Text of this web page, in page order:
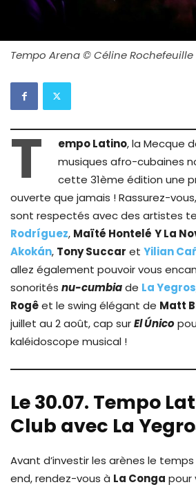
Tempo Arena © Céline Rochefeuille
T empo Latino, la Mecque
musiques afro-cubaines
cette 31ème édition une
ouverte que jamais ! Rassurez-
sont respectés avec des artistes
Rodríguez, Maïté Hontelé Y La
Akokán, Tony Succar et Yilian
allez également pouvoir vous
sonorités nu-cumbiade La Yegros
Rogêet le swing élégant de Matt
juillet au 2 août, cap surEl Único
kaléidoscope musical !
Le 30.07. Tempo
Club avec La
Avant d’investir les arènes le temps
end, rendez-vous à La Conga pour